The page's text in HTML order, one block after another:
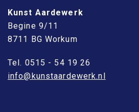
Kunst Aardewerk
Begine 9/11
8711 BG Workum
Tel. 0515 - 54 19 26
info@kunstaardewerk.nl